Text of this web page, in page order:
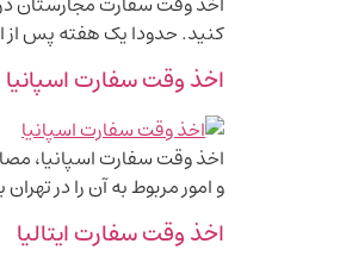
کنید. حدودا یک هفته پس از
اخذ وقت سفارت اسپانیا
و امور مربوط به آن را در
اخذ وقت سفارت ایتالیا